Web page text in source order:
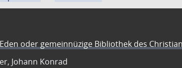
oder gemeinnüzige Bibliothek des
Johann Konrad